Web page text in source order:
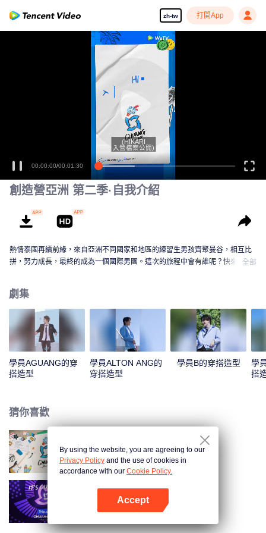
zh-tw 打開App
00:00:00/00:01:30
(HIKARI
入營檔案公開)
創造營亞洲 第二季·自我介紹
熱情泰國再續前緣，來自亞洲不同國家和地區的練習生男孩齊聚曼谷，相互比
拼，努力成長，最終的成為一個國際男團。這次的旅程中會有誰呢？快來認識
全部
劇集
學員AGUANG的穿
搭造型
學員ALTON ANG的
穿搭造型
學員B的穿搭造型
學
搭
猜你喜歡
創造營亞洲 第二季
創造營亞洲
By using the website, you are agreeing to our
Privacy Policy and the use of cookies in
accordance with our Cookie Policy.
Accept